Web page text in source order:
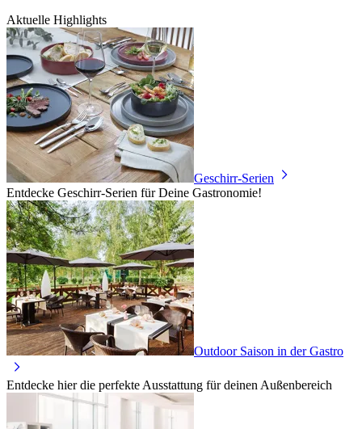
Aktuelle Highlights
Geschirr-Serien
Entdecke Geschirr-Serien für Deine Gastronomie!
Outdoor Saison in der Gastro
Entdecke hier die perfekte Ausstattung für deinen Außenbereich